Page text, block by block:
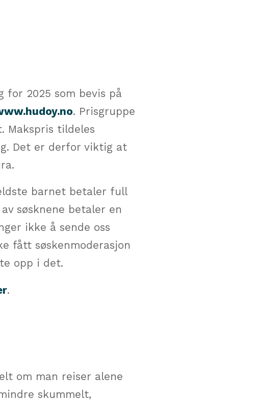
for 2025 som bevis på
. Prisgruppe
Makspris tildeles
Det er derfor viktig at
barnet betaler full
søsknene betaler en
ikke å sende oss
fått søskenmoderasjon
opp i det.
.
om man reiser alene
skummelt,